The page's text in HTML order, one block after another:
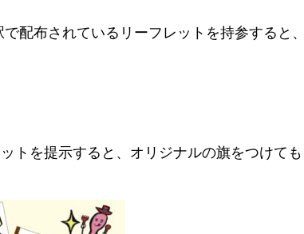
配布されているリーフレットを持参すると
トを提示すると、オリジナルの旗をつけても